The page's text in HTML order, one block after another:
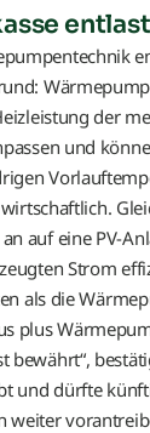
der
und
auf eine PV-
Strom
als die
plus
und dürfte
weiter